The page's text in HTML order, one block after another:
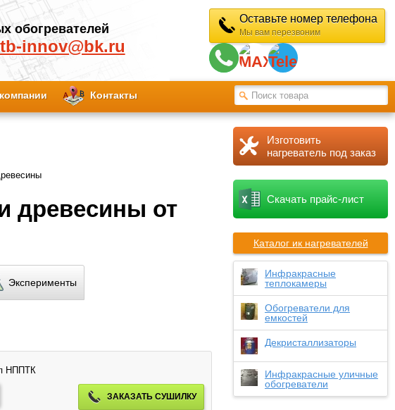
обогревателей
innov@bk.ru
Оставьте номер телефона
Мы вам перезвоним
Контакты
Изготовить
нагреватель под заказ
Скачать прайс-лист
Каталог ик нагревателей
Инфракрасные
теплокамеры
Обогреватели для
емкостей
Декристаллизаторы
Инфракрасные уличные
обогреватели
древесины от
Эксперименты
НППТК
ЗАКАЗАТЬ СУШИЛКУ